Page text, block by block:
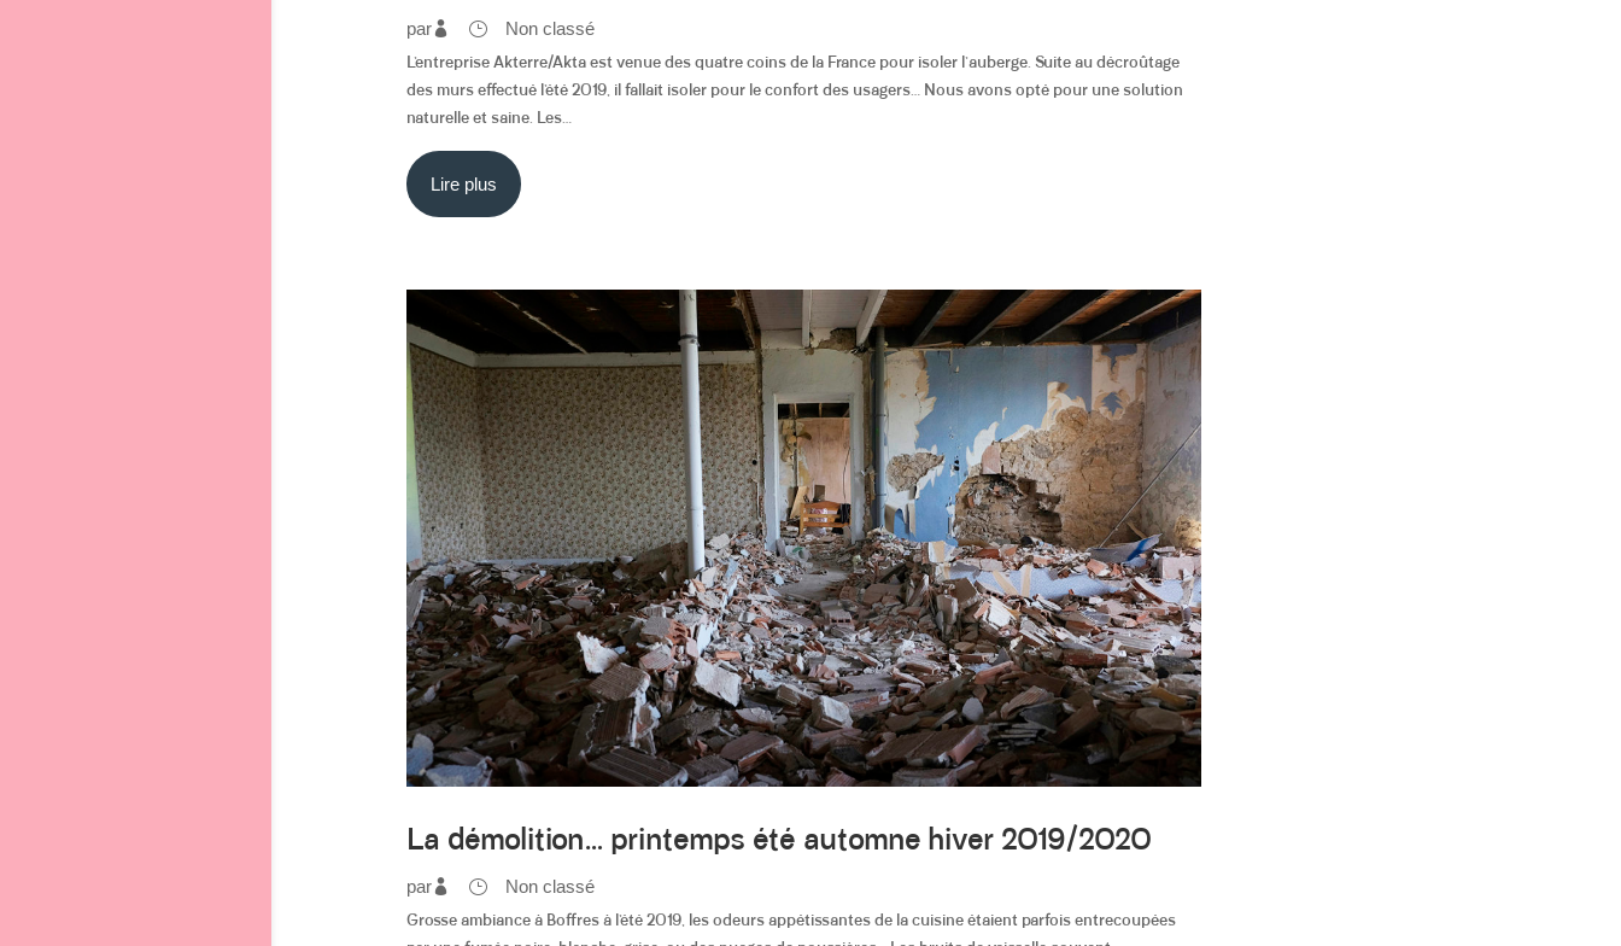
par Non classé
L’entreprise Akterre/Akta est venue des quatre coins de la France pour isoler l’auberge. Suite au décroûtage
des murs effectué l’été 2019, il fallait isoler pour le confort des usagers… Nous avons opté pour une solution
naturelle et saine. Les...
Lire plus
La démolition… printemps été automne hiver 2019/2020
par Non classé
Grosse ambiance à Boffres à l’été 2019, les odeurs appétissantes de la cuisine étaient parfois entrecoupées